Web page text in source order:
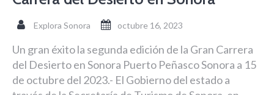
Explora Sonora octubre 16, 2023
Un gran éxito la segunda edición de la Gran Carrera
del Desierto en Sonora Puerto Peñasco Sonora a 15
de octubre del 2023.- El Gobierno del estado a